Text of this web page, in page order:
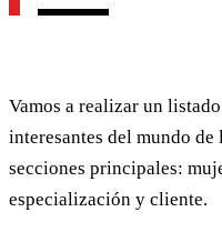
Vamos a realizar un
interesantes del mundo
secciones principales:
especialización y cliente.